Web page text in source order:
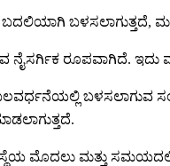
ಬಳಸಲಾಗುತ್ತದೆ,
ನೈಸರ್ಗಿಕ ರೂಪವಾಗಿದೆ.
ಬಳಸಲಾಗುವ
ಮೊದಲು ಮತ್ತು